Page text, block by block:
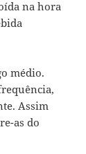
na hora
médio.
Assim
as do